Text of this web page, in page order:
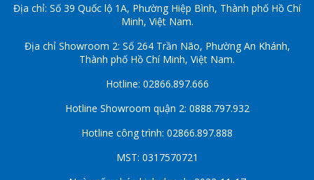
Địa chỉ: Số 39 Quốc lộ 1A, Phường Hiệp Bình, Thành phố Hồ Chí
Minh, Việt Nam.
Địa chỉ Showroom 2: Số 264 Trần Não, Phường An Khánh,
Thành phố Hồ Chí Minh, Việt Nam.
Hotline: 02866.897.666
Hotline Showroom quận 2: 0888.797.932
Hotline công trình: 02866.897.888
MST: 0317570721